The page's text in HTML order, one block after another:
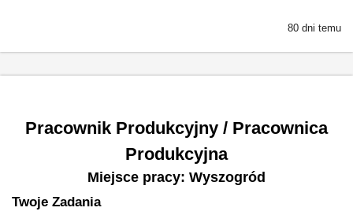
80 dni temu
Pracownik Produkcyjny / Pracownica
Produkcyjna
Miejsce pracy: Wyszogród
Twoje Zadania